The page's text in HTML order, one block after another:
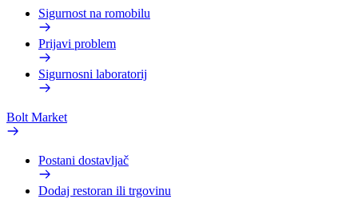
Sigurnost na romobilu
Prijavi problem
Sigurnosni laboratorij
Bolt Market
Postani dostavljač
Dodaj restoran ili trgovinu